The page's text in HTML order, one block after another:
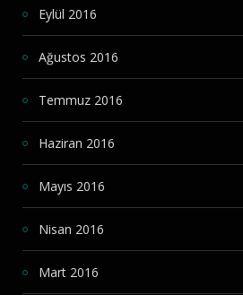
Eylül 2016
Ağustos 2016
Temmuz 2016
Haziran 2016
Mayıs 2016
Nisan 2016
Mart 2016